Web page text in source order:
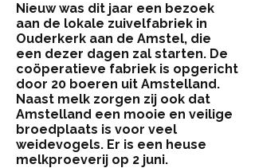
Nieuwwas dit jaar een bezoek
aan de lokale zuivelfabriek in
Ouderkerk aan de Amstel, die
een dezer dagen zal starten. De
coöperatieve fabriek is opgericht
door 20 boeren uit Amstelland.
Naast melk zorgen zij ook dat
Amstelland een mooie en veilige
broedplaats is voor veel
weidevogels. Er is een heuse
melkproeverij op 2 juni.